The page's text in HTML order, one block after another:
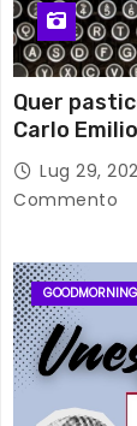
Quer
Carlo
Lug 29,
Commento